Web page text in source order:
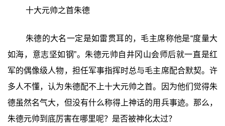
十大元帅之首朱德
朱德的大名一定是如雷贯耳的，毛主席称他是“度量大
如海，意志坚如钢”。朱德元帅自井冈山会师后就一直是红
军的偶像级人物，担任军事指挥时总与毛主席配合默契。许
多人不懂，认为朱德配不上十大元帅之首。因为他们觉得朱
德虽然名气大，但没有什么称得上神话的用兵事迹。那么，
朱德元帅到底厉害在哪里呢？是否被神化太过？